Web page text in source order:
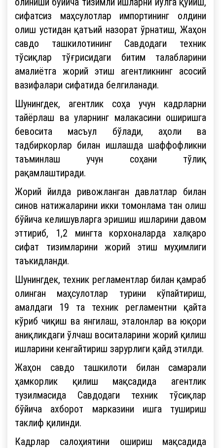
сифатсиз маҳсулотлар импортининг олдини
олиш устидан қатъий назорат ўрнатиш, Жаҳон
савдо ташкилотининг Савдодаги техник
тўсиқлар тўғрисидаги битим талабларини
амалиётга жорий этиш агентликнинг асосий
вазифалари сифатида белгиланади.
Шунингдек, агентлик соҳа учун кадрларни
тайёрлаш ва уларнинг малакасини оширишга
бевосита масъул бўлади, аҳоли ва
тадбиркорлар билан ишлашда шаффофликни
таъминлаш учун соҳани тўлиқ
рақамлаштиради.
Жорий йилда ривожланган давлатлар билан
синов натижаларини икки томонлама тан олиш
бўйича келишувларга эришиш ишларини давом
эттириб, 1,2 мингта корхоналарда халқаро
сифат тизимларини жорий этиш муҳимлиги
таъкидланди.
Шунингдек, техник регламентлар билан қамраб
олинган маҳсулотлар турини кўпайтириш,
амалдаги 19 та техник регламентни қайта
кўриб чиқиш ва янгилаш, эталонлар ва юқори
аниқликдаги ўлчаш воситаларини жорий қилиш
ишларини кенгайтириш зарурлиги қайд этилди.
Жаҳон савдо ташкилоти билан самарали
ҳамкорлик қилиш мақсадида агентлик
тузилмасида Савдодаги техник тўсиқлар
бўйича ахборот марказини ишга тушириш
таклиф қилинди.
Кадрлар салоҳиятини ошириш мақсадида